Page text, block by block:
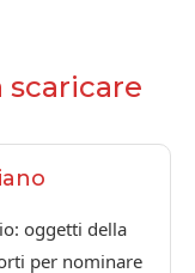
oggetti della
per nominare